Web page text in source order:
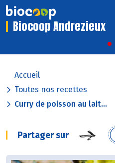
Biocoop Andrezieux
Accueil
Toutes nos recettes
Curry de poisson au lait...
Partager sur